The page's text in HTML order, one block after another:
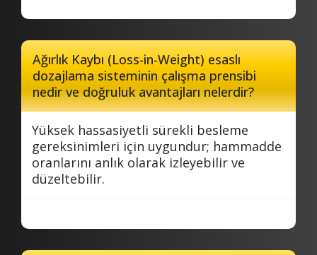
Ağırlık Kaybı (Loss-in-Weight) esaslı
dozajlama sisteminin çalışma prensibi
nedir ve doğruluk avantajları nelerdir?
Yüksek hassasiyetli sürekli besleme
gereksinimleri için uygundur; hammadde
oranlarını anlık olarak izleyebilir ve
düzeltebilir.